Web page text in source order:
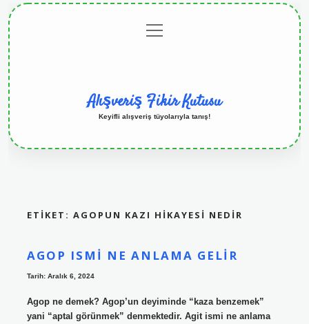
menüyü
aç
Alışveriş Fikir Kutusu
Keyifli alışveriş tüyolarıyla tanış!
ETIKET: AGOPUN KAZI HIKAYESI NEDIR
AGOP ISMI NE ANLAMA GELIR
Tarih: Aralık 6, 2024
Agop ne demek? Agop’un deyiminde “kaza benzemek”
yani “aptal görünmek” denmektedir. Agit ismi ne anlama